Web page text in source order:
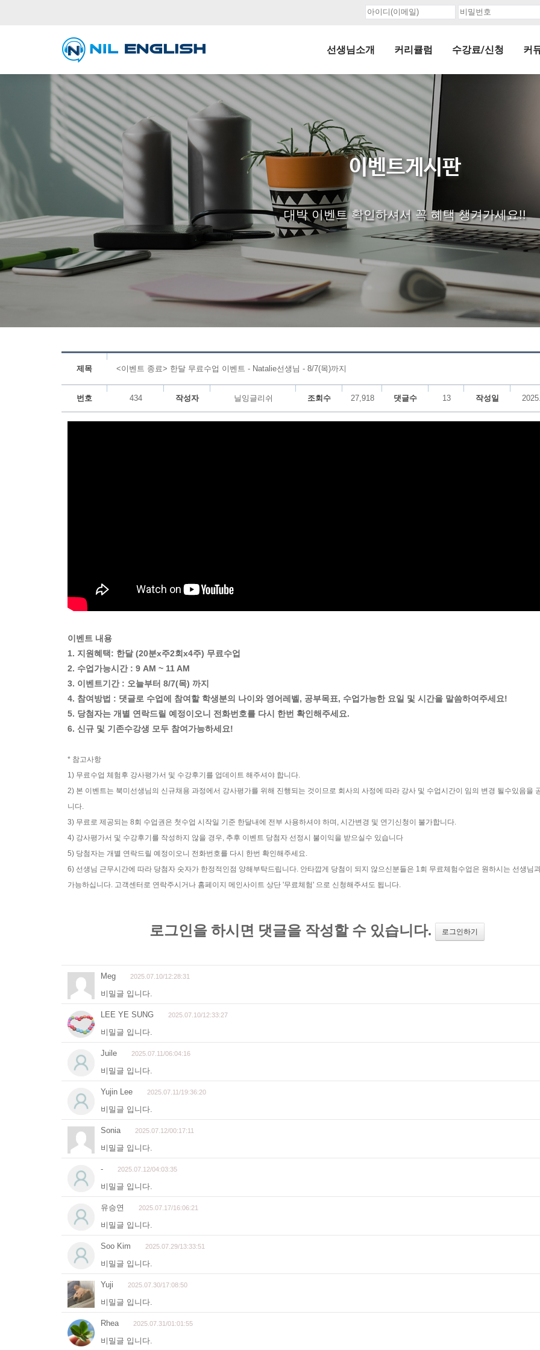
선생님소개 커리큘럼 수강료/신청 커
이벤트게시판
대박 이벤트 확인하셔서 꼭 혜택 챙겨가세요!!
제목 <이벤트 종료> 한달 무료수업 이벤트 - Natalie선생님 - 8/7(목)까지
번호 434 작성자 닐잉글리쉬 조회수 27,918 댓글수 13 작성일
이벤트 내용
1. 지원혜택: 한달 (20분x주2회x4주) 무료수업
2. 수업가능시간 : 9 AM ~ 11 AM
3. 이벤트기간 : 오늘부터 8/7(목) 까지
4. 참여방법 : 댓글로 수업에 참여할 학생분의 나이와 영어레벨, 공부목표, 수업가능한 요일 및 시간을 말씀하여주세요!
5. 당첨자는 개별 연락드릴 예정이오니 전화번호를 다시 한번 확인해주세요.
6. 신규 및 기존수강생 모두 참여가능하세요!
* 참고사항
1) 무료수업 체험후 강사평가서 및 수강후기를 업데이트 해주셔야 합니다.
2) 본 이벤트는 북미선생님의 신규채용 과정에서 강사평가를 위해 진행되는 것이므로 회사의 사정에 따라 강사 및 수업시간이 임의 변경 될수있음을
니다.
3) 무료로 제공되는 8회 수업권은 첫수업 시작일 기준 한달내에 전부 사용하셔야 하며, 시간변경 및 연기신청이 불가합니다.
4) 강사평가서 및 수강후기를 작성하지 않을 경우, 추후 이벤트 당첨자 선정시 불이익을 받으실수 있습니다
5) 당첨자는 개별 연락드릴 예정이오니 전화번호를 다시 한번 확인해주세요.
6) 선생님 근무시간에 따라 당첨자 숫자가 한정적인점 양해부탁드립니다. 안타깝게 당첨이 되지 않으신분들은 1회 무료체험수업은 원하시는 선생님
가능하십니다. 고객센터로 연락주시거나 홈페이지 메인사이트 상단 '무료체험' 으로 신청해주셔도 됩니다.